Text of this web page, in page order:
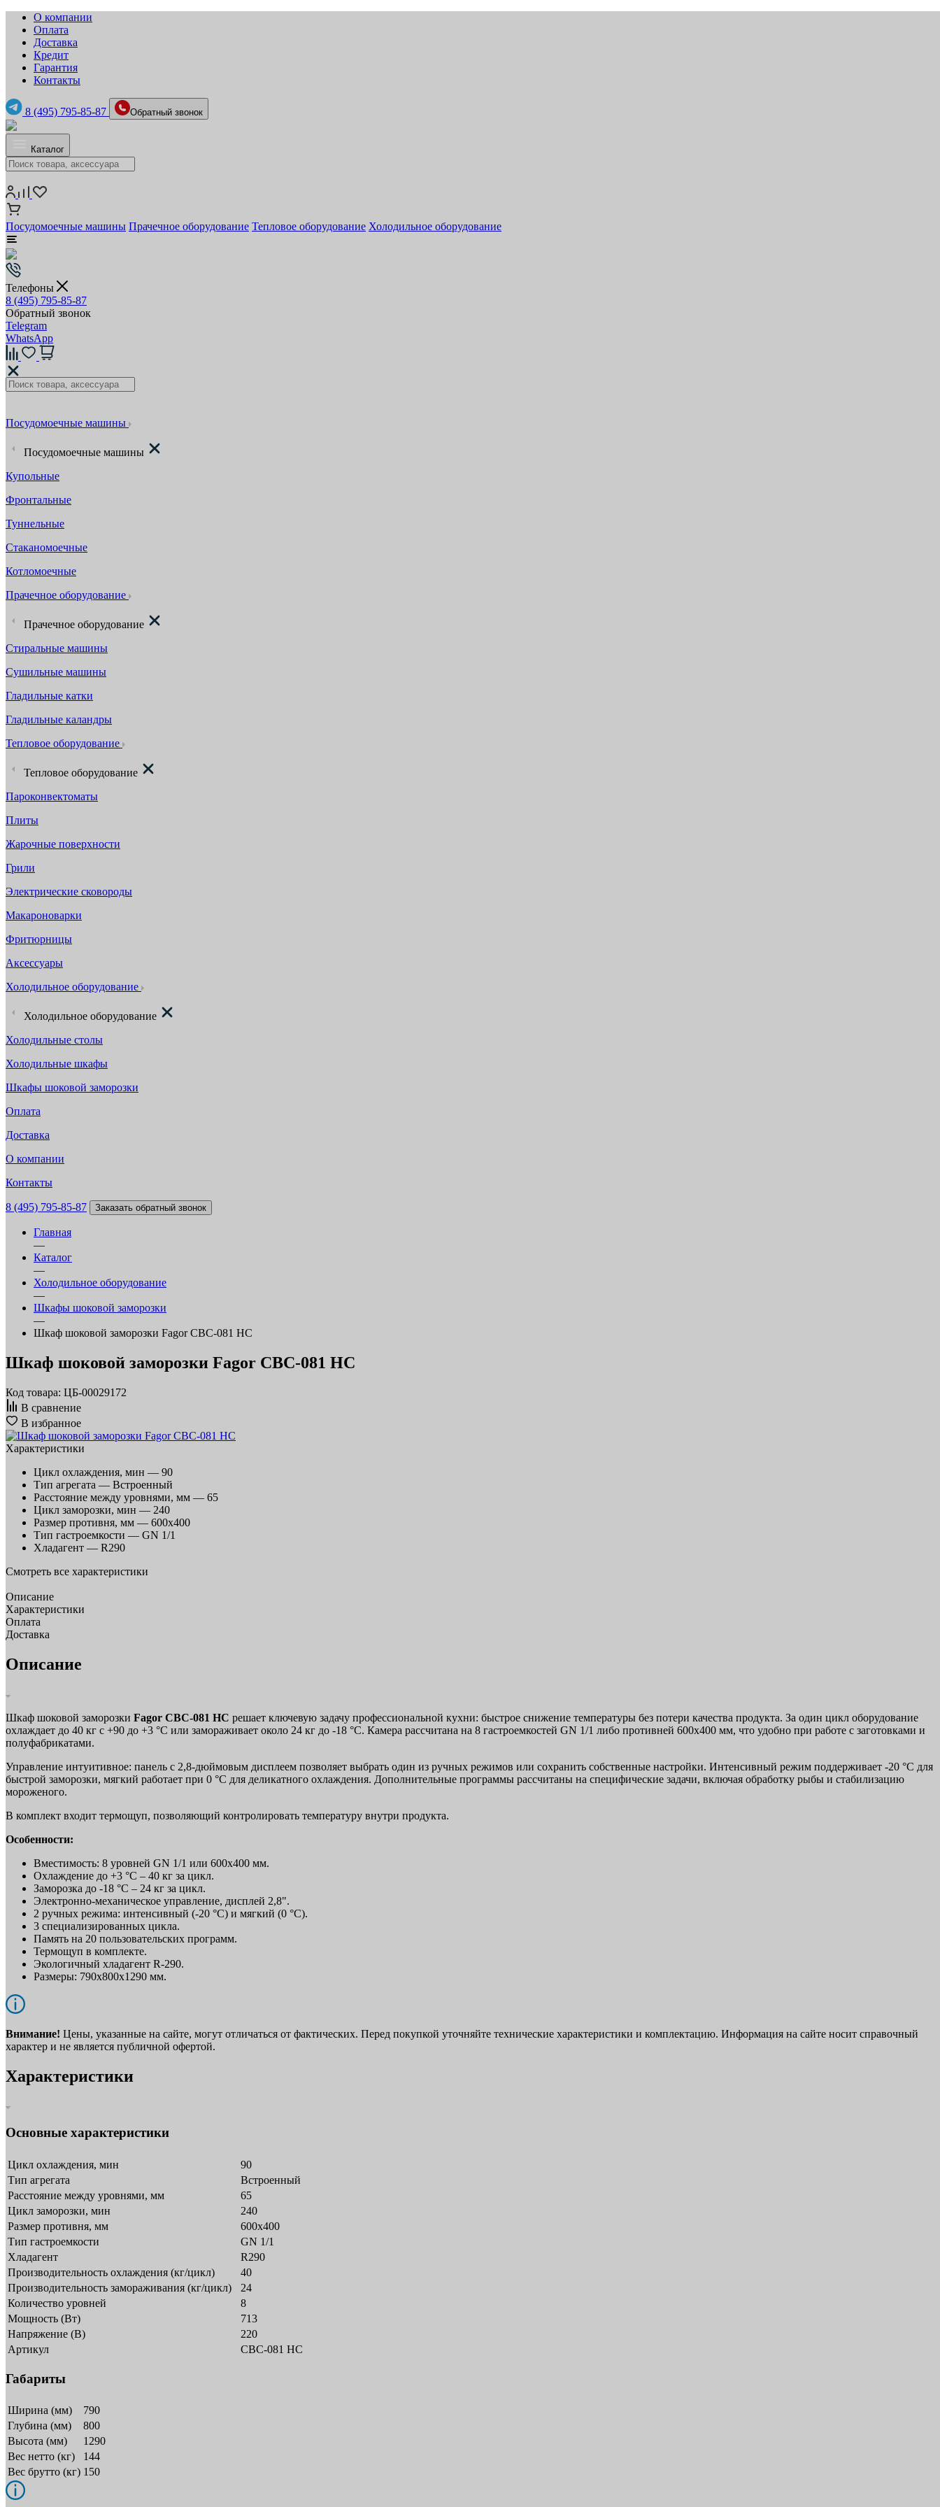
О компании
Оплата
Доставка
Кредит
Гарантия
Контакты
8 (495) 795-85-87 Обратный звонок
Каталог
Посудомоечные машины Прачечное оборудование Тепловое оборудование Холодильное оборудование
Телефоны
8 (495) 795-85-87
Обратный звонок
Telegram
WhatsApp
Посудомоечные машины
Посудомоечные машины
Купольные
Фронтальные
Туннельные
Стаканомоечные
Котломоечные
Прачечное оборудование
Прачечное оборудование
Стиральные машины
Сушильные машины
Гладильные катки
Гладильные каландры
Тепловое оборудование
Тепловое оборудование
Пароконвектоматы
Плиты
Жарочные поверхности
Грили
Электрические сковороды
Макароноварки
Фритюрницы
Аксессуары
Холодильное оборудование
Холодильное оборудование
Холодильные столы
Холодильные шкафы
Шкафы шоковой заморозки
Оплата
Доставка
О компании
Контакты
8 (495) 795-85-87 Заказать обратный звонок
Главная
—
Каталог
—
Холодильное оборудование
—
Шкафы шоковой заморозки
—
Шкаф шоковой заморозки Fagor CBC-081 HC
Шкаф шоковой заморозки Fagor CBC-081 HC
Код товара: ЦБ-00029172
В сравнение
В избранное
Характеристики
Цикл охлаждения, мин — 90
Тип агрегата — Встроенный
Расстояние между уровнями, мм — 65
Цикл заморозки, мин — 240
Размер противня, мм — 600х400
Тип гастроемкости — GN 1/1
Хладагент — R290
Смотреть все характеристики
Описание
Характеристики
Оплата
Доставка
Описание
Шкаф шоковой заморозки Fagor CBC-081 HC решает ключевую задачу профессиональной кухни: быстрое снижение температуры без потери качества продукта. За один цикл оборудование
охлаждает до 40 кг с +90 до +3 °C или замораживает около 24 кг до -18 °C. Камера рассчитана на 8 гастроемкостей GN 1/1 либо противней 600х400 мм, что удобно при работе с заготовками и
полуфабрикатами.
Управление интуитивное: панель с 2,8-дюймовым дисплеем позволяет выбрать один из ручных режимов или сохранить собственные настройки. Интенсивный режим поддерживает -20 °C для
быстрой заморозки, мягкий работает при 0 °C для деликатного охлаждения. Дополнительные программы рассчитаны на специфические задачи, включая обработку рыбы и стабилизацию
мороженого.
В комплект входит термощуп, позволяющий контролировать температуру внутри продукта.
Особенности:
Вместимость: 8 уровней GN 1/1 или 600х400 мм.
Охлаждение до +3 °C – 40 кг за цикл.
Заморозка до -18 °C – 24 кг за цикл.
Электронно-механическое управление, дисплей 2,8".
2 ручных режима: интенсивный (-20 °C) и мягкий (0 °C).
3 специализированных цикла.
Память на 20 пользовательских программ.
Термощуп в комплекте.
Экологичный хладагент R-290.
Размеры: 790х800х1290 мм.
Внимание! Цены, указанные на сайте, могут отличаться от фактических. Перед покупкой уточняйте технические характеристики и комплектацию. Информация на сайте носит справочный
характер и не является публичной офертой.
Характеристики
Основные характеристики
Цикл охлаждения, мин
90
Тип агрегата
Встроенный
Расстояние между уровнями, мм
65
Цикл заморозки, мин
240
Размер противня, мм
600х400
Тип гастроемкости
GN 1/1
Хладагент
R290
Производительность охлаждения (кг/цикл)
40
Производительность замораживания (кг/цикл)
24
Количество уровней
8
Мощность (Вт)
713
Напряжение (В)
220
Артикул
CBC-081 HC
Габариты
Ширина (мм)
790
Глубина (мм)
800
Высота (мм)
1290
Вес нетто (кг)
144
Вес брутто (кг) 150